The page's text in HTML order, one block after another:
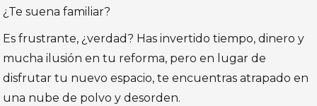
¿Te suena familiar?
Es frustrante, ¿verdad? Has invertido tiempo, dinero y
mucha ilusión en tu reforma, pero en lugar de
disfrutar tu nuevo espacio, te encuentras atrapado en
una nube de polvo y desorden.